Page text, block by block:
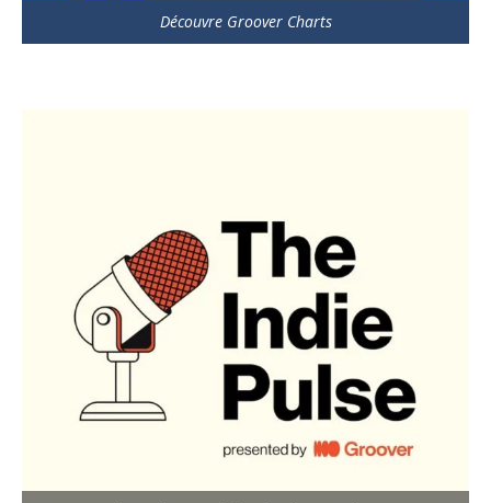
Découvre Groover Charts